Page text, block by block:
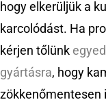
hogy elkerüljük a
karcolódást. Ha
kérjen tőlünk
gyártásra, hogy
zökkenőmentesen